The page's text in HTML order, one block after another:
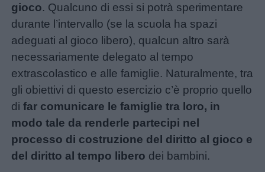
gioco. Qualcuno di essi si potrà sperimentare
durante l’intervallo (se la scuola ha spazi
adeguati al gioco libero), qualcun altro sarà
necessariamente delegato al tempo
extrascolastico e alle famiglie. Naturalmente, tra
gli obiettivi di questo esercizio c’è proprio quello
difar comunicare le famiglie tra loro, in
modo tale da renderle partecipi nel
processo di costruzione del diritto al gioco e
del diritto al tempo libero dei bambini.